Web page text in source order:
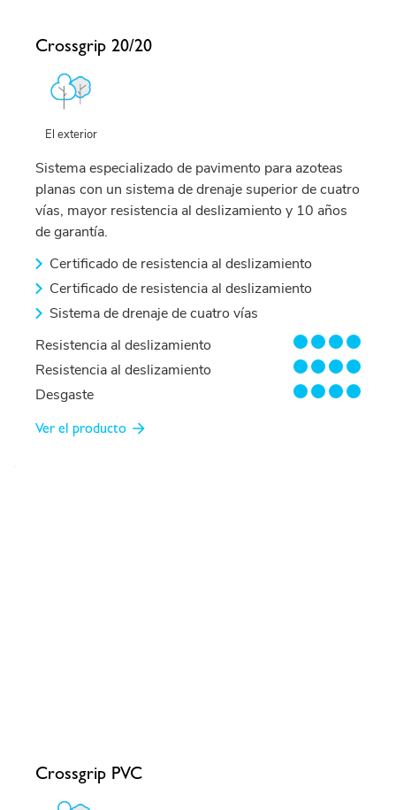
Crossgrip 20/20
El exterior
Sistema especializado de pavimento para azoteas
planas con un sistema de drenaje superior de cuatro
vías, mayor resistencia al deslizamiento y 10 años
de garantía.
Certificado de resistencia al deslizamiento
Certificado de resistencia al deslizamiento
Sistema de drenaje de cuatro vías
Resistencia al deslizamiento
4/4
Resistencia al deslizamiento
4/4
Desgaste
4/4
Ver el producto
Crossgrip PVC